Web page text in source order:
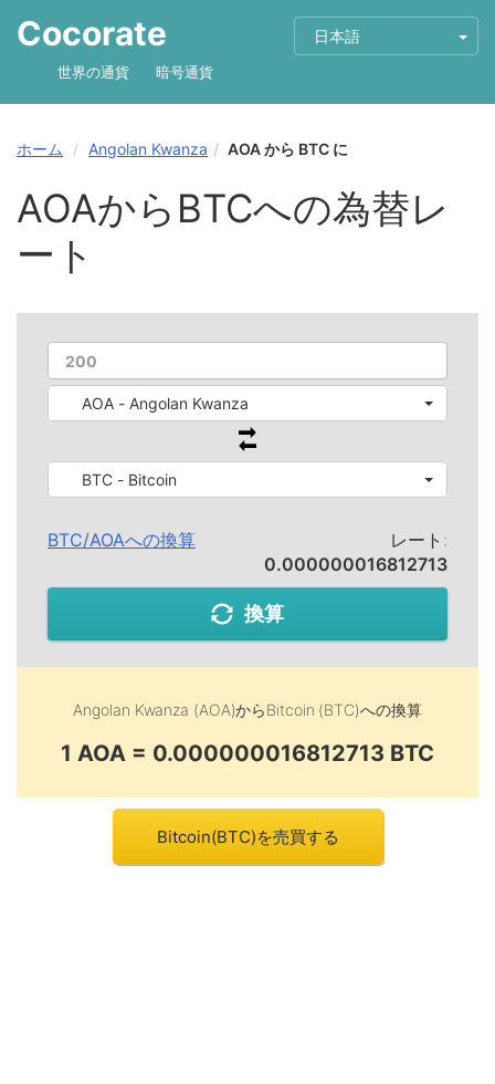
Cocorate 日本語
世界の通貨 暗号通貨
ホーム Angolan Kwanza AOA から BTC に
AOAからBTCへの為替レ
ート
AOA - Angolan Kwanza
BTC - Bitcoin
BTC/AOAへの換算
レート:
0.000000016812713
換算
Angolan Kwanza (AOA)からBitcoin (BTC)への換算
1 AOA = 0.000000016812713 BTC
Bitcoin(BTC)を売買する